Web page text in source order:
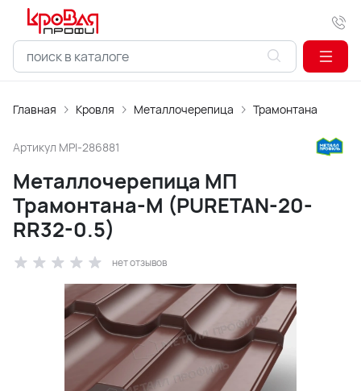
Главная Кровля Металлочерепица Трамонтана
Артикул MPI-286881
Металлочерепица МП
Трамонтана-M (PURETAN-20-
RR32-0.5)
нет отзывов